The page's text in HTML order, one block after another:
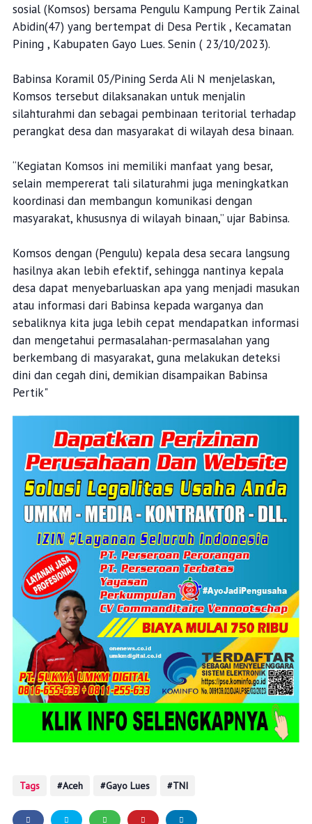
sosial (Komsos) bersama Pengulu Kampung Pertik Zainal
Abidin(47) yang bertempat di Desa Pertik , Kecamatan
Pining , Kabupaten Gayo Lues. Senin ( 23/10/2023).
Babinsa Koramil 05/Pining Serda Ali N menjelaskan,
Komsos tersebut dilaksanakan untuk menjalin
silahturahmi dan sebagai pembinaan teritorial terhadap
perangkat desa dan masyarakat di wilayah desa binaan.
“Kegiatan Komsos ini memiliki manfaat yang besar,
selain mempererat tali silaturahmi juga meningkatkan
koordinasi dan membangun komunikasi dengan
masyarakat, khususnya di wilayah binaan,” ujar Babinsa.
Komsos dengan (Pengulu) kepala desa secara langsung
hasilnya akan lebih efektif, sehingga nantinya kepala
desa dapat menyebarluaskan apa yang menjadi masukan
atau informasi dari Babinsa kepada warganya dan
sebaliknya kita juga lebih cepat mendapatkan informasi
dan mengetahui permasalahan-permasalahan yang
berkembang di masyarakat, guna melakukan deteksi
dini dan cegah dini, demikian disampaikan Babinsa
Pertik"
Tags Aceh Gayo Lues TNI